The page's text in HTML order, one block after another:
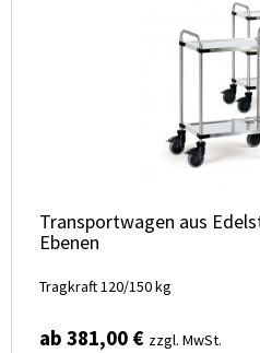
Transportwagen aus
Ebenen
Tragkraft 120/150 kg
ab 381,00 € zzgl. MwSt.